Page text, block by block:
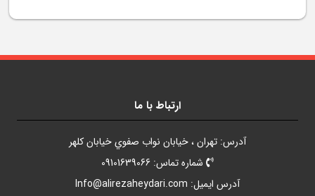
ارتباط با ما
آدرس: تهران ، خيابان نواب صفوي خيابان کلهر
شماره تماس: 09101639066
آدرس ايميل: Info@alirezaheydari.com